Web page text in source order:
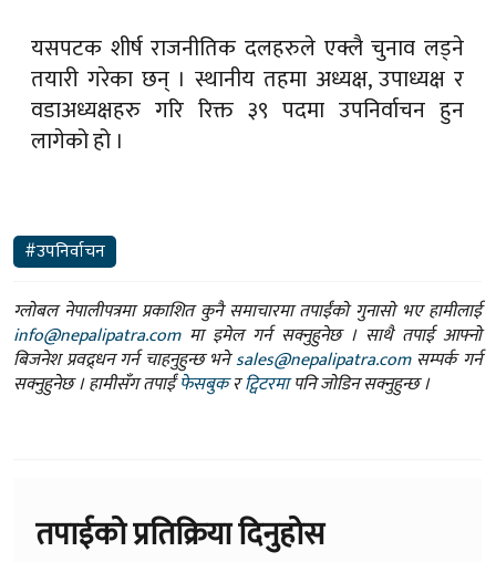
यसपटक शीर्ष राजनीतिक दलहरुले एक्लै चुनाव लड्ने
तयारी गरेका छन् । स्थानीय तहमा अध्यक्ष, उपाध्यक्ष र
वडाअध्यक्षहरु गरि रिक्त ३९ पदमा उपनिर्वाचन हुन
लागेको हो ।
#उपनिर्वाचन
ग्लोबल नेपालीपत्रमा प्रकाशित कुनै समाचारमा तपाईंको गुनासो भए हामीलाई
info@nepalipatra.comमा इमेल गर्न सक्नुहुनेछ । साथै तपाई आफ्नो
बिजनेश प्रवद्र्धन गर्न चाहनुहुन्छ भनेsales@nepalipatra.comसम्पर्क गर्न
सक्नुहुनेछ । हामीसँग तपाईंफेसबुकरट्विटरमापनि जोडिन सक्नुहुन्छ ।
तपाईको प्रतिक्रिया दिनुहोस